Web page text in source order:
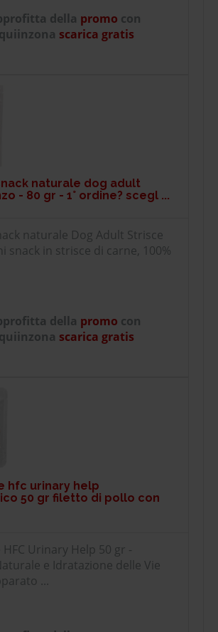
della promo con
scarica gratis
naturale dog adult
- 80 gr - 1° ordine? scegl ...
naturale Dog Adult Strisce
snack in strisce di carne, 100%
della promo con
scarica gratis
hfc urinary help
50 gr filetto di pollo con
Urinary Help 50 gr -
e Idratazione delle Vie
...